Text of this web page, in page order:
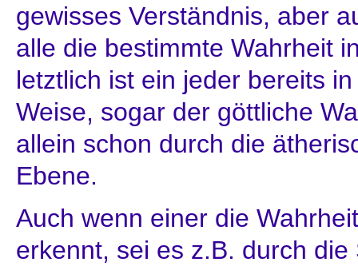
gewisses Verständnis, aber
alle die bestimmte Wahrheit
letztlich ist ein jeder bereits
Weise, sogar der göttliche
allein schon durch die
Ebene.
Auch wenn einer die
erkennt, sei es z.B. durch